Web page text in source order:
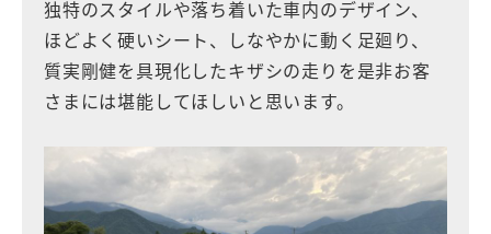
独特のスタイルや落ち着いた車内のデザイン、
ほどよく硬いシート、しなやかに動く足廻り、
質実剛健を具現化したキザシの走りを是非お客
さまには堪能してほしいと思います。